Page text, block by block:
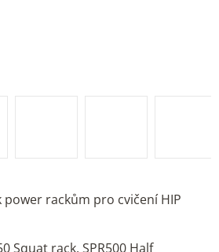
power rackům pro cvičení HIP
Squat rack, SPR500 Half